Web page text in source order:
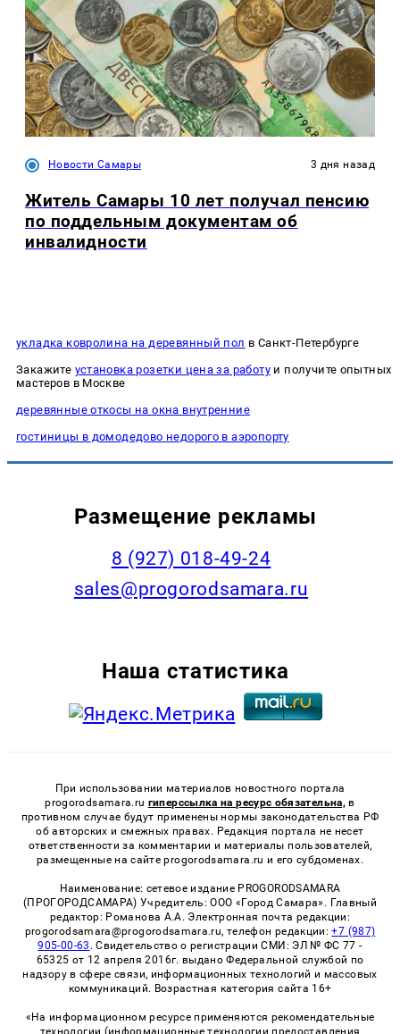
Новости Самары 3 дня назад
Житель Самары 10 лет получал пенсию
по поддельным документам об
инвалидности
укладка ковролина на деревянный пол в Санкт-Петербурге
Закажите установка розетки цена за работу и получите опытных
мастеров в Москве
деревянные откосы на окна внутренние
гостиницы в домодедово недорого в аэропорту
Размещение рекламы
8 (927) 018-49-24
sales@progorodsamara.ru
Наша статистика
При использовании материалов новостного портала
progorodsamara.ru гиперссылка на ресурс обязательна, в
противном случае будут применены нормы законодательства РФ
об авторских и смежных правах. Редакция портала не несет
ответственности за комментарии и материалы пользователей,
размещенные на сайте progorodsamara.ru и его субдоменах.
Наименование: сетевое издание PROGORODSAMARA
(ПРОГОРОДСАМАРА) Учредитель: ООО «Город Самара». Главный
редактор: Романова А.А. Электронная почта редакции:
progorodsamara@progorodsamara.ru, телефон редакции:+7 (987)
905-00-63 . Свидетельство о регистрации СМИ: ЭЛ № ФС 77 -
65325 от 12 апреля 2016г. выдано Федеральной службой по
надзору в сфере связи, информационных технологий и массовых
коммуникаций. Возрастная категория сайта 16+
«На информационном ресурсе применяются рекомендательные
технологии (информационные технологии предоставления